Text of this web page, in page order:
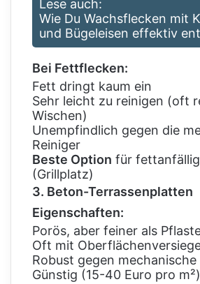
Lese auch:
Wie Du Wachsflecken mit
und Bügeleisen effektiv
Bei Fettflecken:
Fett dringt kaum ein
Sehr leicht zu reinigen (oft
Wischen)
Unempfindlich gegen die
Reiniger
Beste Option für
(Grillplatz)
3. Beton-Terrassenplatten
Eigenschaften:
Porös, aber feiner als
Oft mit
Robust gegen mechanische
Günstig (15-40 Euro pro m²)